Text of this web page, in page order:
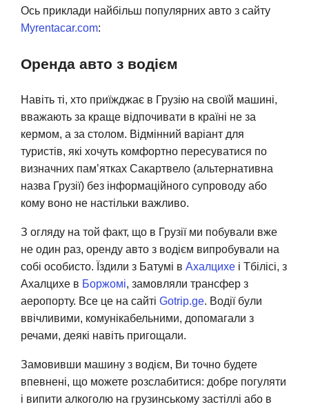
Ось приклади найбільш популярних авто з сайту
Myrentacar.com:
Оренда авто з водієм
Навіть ті, хто приїжджає в Грузію на своїй машині,
вважають за краще відпочивати в країні не за
кермом, а за столом. Відмінний варіант для
туристів, які хочуть комфортно пересуватися по
визначних пам’ятках Сакартвело (альтернативна
назва Грузії) без інформаційного супроводу або
кому воно не настільки важливо.
З огляду на той факт, що в Грузії ми побували вже
не один раз, оренду авто з водієм випробували на
собі особисто. Їздили з Батумі в Ахалцихе і Тбілісі, з
Ахалцихе в Боржомі, замовляли трансфер з
аеропорту. Все це на сайті Gotrip.ge. Водії були
ввічливими, комунікабельними, допомагали з
речами, деякі навіть пригощали.
Замовивши машину з водієм, Ви точно будете
впевнені, що можете розслабитися: добре погуляти
і випити алкоголю на грузинському застіллі або в